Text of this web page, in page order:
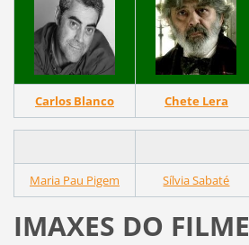
Carlos Blanco Chete Lera
Maria Pau Pigem Sílvia Sabaté
IMAXES DO FILME